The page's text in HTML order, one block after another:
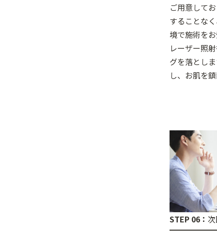
ご用意して
することな
境で施術を
レーザー照
グを落とし
し、お肌を
STEP 06：